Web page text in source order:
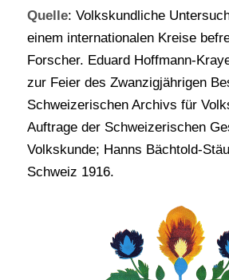
Quelle: Volkskundliche
einem internationalen Kreise
Forscher. Eduard Hoffmann-
zur Feier des Zwanzigjährigen
Schweizerischen Archivs für
Auftrage der Schweizerischen
Volkskunde; Hanns Bächtold-
Schweiz 1916.